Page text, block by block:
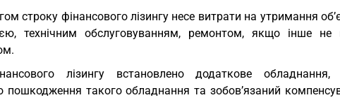
строку фінансового лізингу несе витрати на утримання
технічним обслуговуванням, ремонтом, якщо інше не
лізингу встановлено додаткове обладнання,
пошкодження такого обладнання та зобов’язаний